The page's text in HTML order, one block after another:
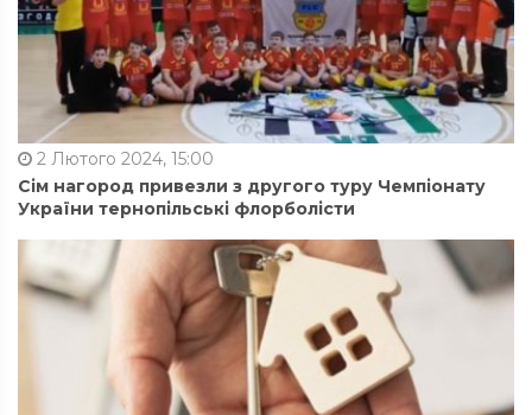
2 Лютого 2024, 15:00
Сім нагород привезли з другого туру Чемпіонату
України тернопільські флорболісти